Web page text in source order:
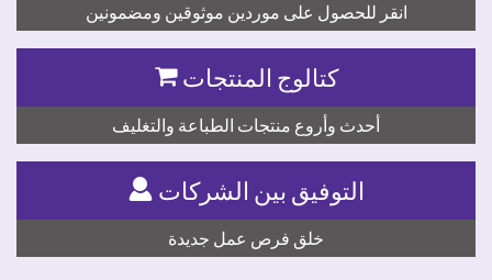
انقر للحصول على موردين موثوقين ومضمونين
كتالوج المنتجات
أحدث وأروع منتجات الطباعة والتغليف
التوفيق بين الشركات
خلق فرص عمل جديدة